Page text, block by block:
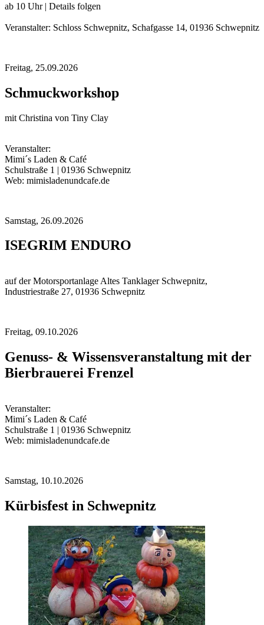
ab 10 Uhr | Details folgen
Veranstalter: Schloss Schwepnitz, Schafgasse 14, 01936 Schwepnitz
Freitag, 25.09.2026
Schmuckworkshop
mit Christina von Tiny Clay
Veranstalter:
Mimi´s Laden & Café
Schulstraße 1 | 01936 Schwepnitz
Web: mimisladenundcafe.de
Samstag, 26.09.2026
ISEGRIM ENDURO
auf der Motorsportanlage Altes Tanklager Schwepnitz,
Industriestraße 27, 01936 Schwepnitz
Freitag, 09.10.2026
Genuss- & Wissensveranstaltung mit der
Bierbrauerei Frenzel
Veranstalter:
Mimi´s Laden & Café
Schulstraße 1 | 01936 Schwepnitz
Web: mimisladenundcafe.de
Samstag, 10.10.2026
Kürbisfest in Schwepnitz